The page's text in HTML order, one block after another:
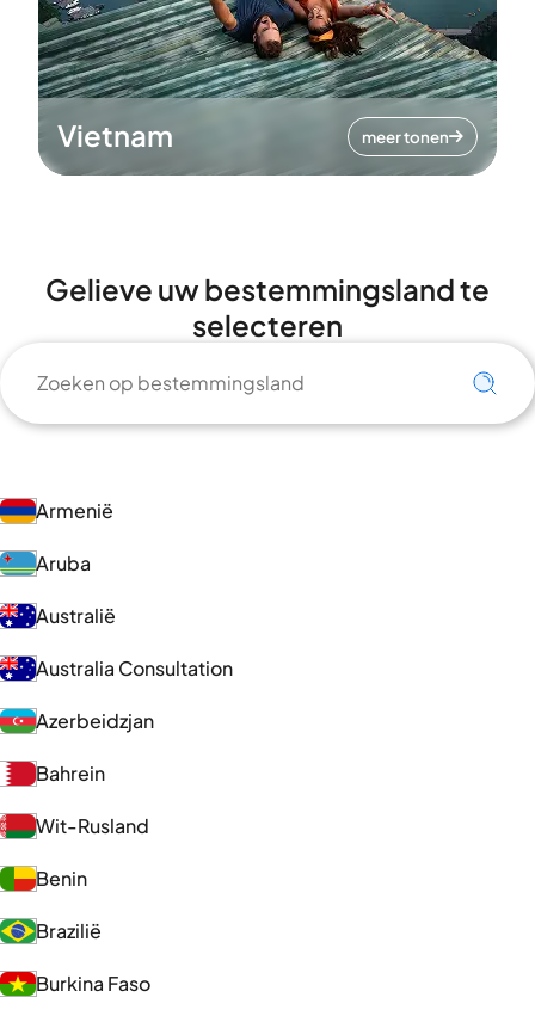
Vietnam meer tonen
Gelieve uw bestemmingsland te
selecteren
Armenië
Aruba
Australië
Australia Consultation
Azerbeidzjan
Bahrein
Wit-Rusland
Benin
Brazilië
Burkina Faso